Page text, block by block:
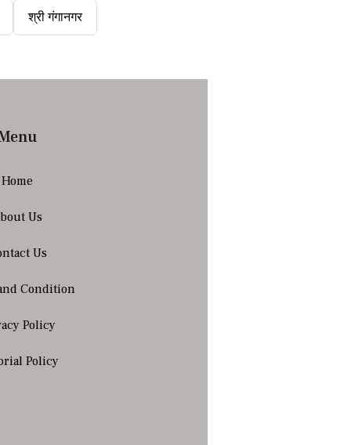
श्री गंगानगर
Home
Us
Us
Condition
Policy
Policy